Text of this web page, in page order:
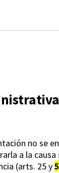
no se
a la
(arts. 25 y